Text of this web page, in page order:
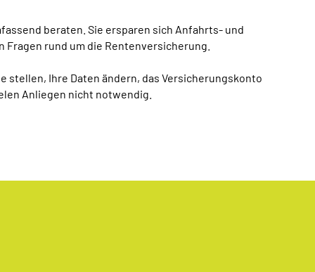
beraten. Sie ersparen sich Anfahrts- und
rund um die Rentenversicherung.
stellen, Ihre Daten ändern, das Versicherungskonto
Anliegen nicht notwendig.